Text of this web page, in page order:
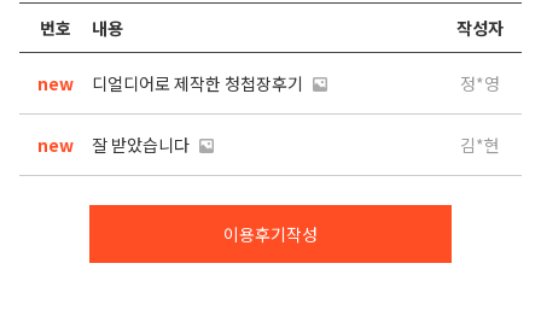
번호 내용 작성자
new 디얼디어로 제작한 청첩장후기 정*영
new 잘 받았습니다 김*현
이용후기작성